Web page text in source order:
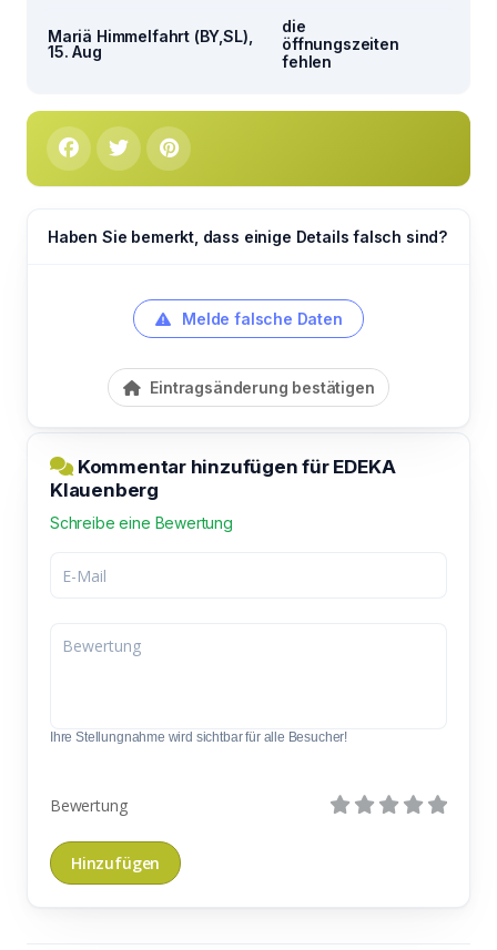
Mariä Himmelfahrt (BY,SL),
15. Aug
die
öffnungszeiten
fehlen
Haben Sie bemerkt, dass einige Details falsch sind?
Melde falsche Daten
Eintragsänderung bestätigen
Kommentar hinzufügen für EDEKA
Klauenberg
Schreibe eine Bewertung
Ihre Stellungnahme wird sichtbar für alle Besucher!
Bewertung